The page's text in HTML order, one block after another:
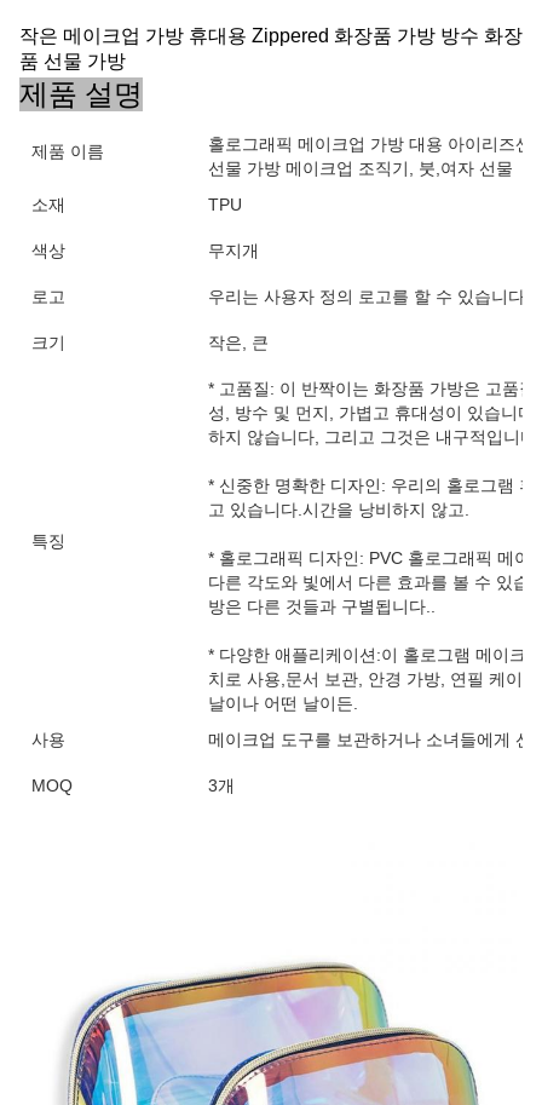
작은 메이크업 가방 휴대용 Zippered 화장품 가방 방수 화장
품 선물 가방
제품 설명
제품 이름
홀로그래픽 메이크업 가방 대용 아이리즈
선물 가방 메이크업 조직기, 붓,여자 선물
소재
TPU
색상 무지개
로고 우리는 사용자 정의 로고를 할 수 있습니다
크기 작은, 큰
특징
* 고품질: 이 반짝이는 화장품 가방은 고품
성, 방수 및 먼지, 가볍고 휴대성이 있습니
하지 않습니다, 그리고 그것은 내구적입니다.
* 신중한 명확한 디자인: 우리의 홀로그램
고 있습니다.시간을 낭비하지 않고.
* 홀로그래픽 디자인: PVC 홀로그래픽 메
다른 각도와 빛에서 다른 효과를 볼 수 있습
방은 다른 것들과 구별됩니다..
* 다양한 애플리케이션:이 홀로그램 메이크
치로 사용,문서 보관, 안경 가방, 연필 케이
날이나 어떤 날이든.
사용
메이크업 도구를 보관하거나 소녀들에게 선
MOQ 3개